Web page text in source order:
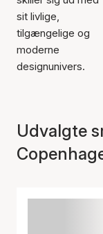
sit livlige,
tilgængelige og
moderne
designunivers.
Udvalgte